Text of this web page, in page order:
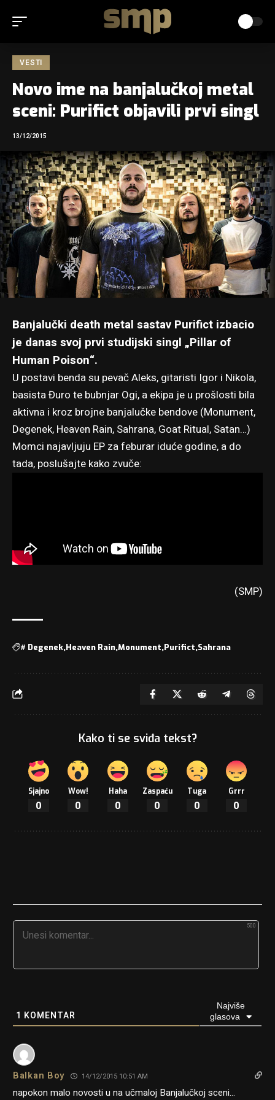
VESTI
Novo ime na banjalučkoj metal
sceni: Purifict objavili prvi singl
13/12/2015
Banjalučki death metal sastav Purifict izbacio
je danas svoj prvi studijski singl „Pillar of
Human Poison“.
U postavi benda su pevač Aleks, gitaristi Igor i Nikola,
basista Đuro te bubnjar Ogi, a ekipa je u prošlosti bila
aktivna i kroz brojne banjalučke bendove (Monument,
Degenek, Heaven Rain, Sahrana, Goat Ritual, Satan…)
Momci najavljuju EP za feburar iduće godine, a do
tada, poslušajte kako zvuče:
(SMP)
# Degenek Heaven Rain Monument Purifict Sahrana
Kako ti se sviđa tekst?
Sjajno
0
Wow!
0
Haha
0
Zaspaću
0
Tuga
0
Grrr
0
500
1 KOMENTAR
Najviše
glasova
Balkan Boy 14/12/2015 10:51 AM
napokon malo novosti u na učmaloj Banjalučkoj sceni…